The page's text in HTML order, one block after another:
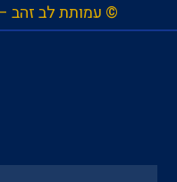
© עמותת לב